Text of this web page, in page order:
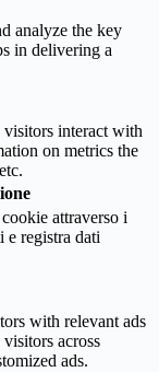
analyze the key
in delivering a
interact with
on metrics the
attraverso i
e registra dati
with relevant ads
across
ads.